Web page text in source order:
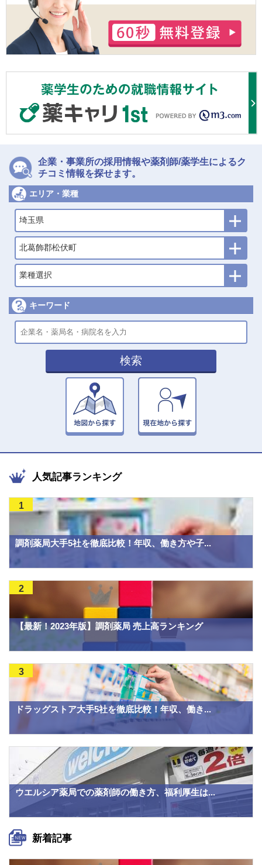
企業・事業所の採用情報や薬剤師/薬学生によるク
チコミ情報を探せます。
エリア・業種
埼玉県
北葛飾郡松伏町
業種選択
キーワード
検索
人気記事ランキング
調剤薬局大手5社を徹底比較！年収、働き方や子...
1
【最新！2023年版】調剤薬局 売上高ランキング
2
ドラッグストア大手5社を徹底比較！年収、働き...
3
ウエルシア薬局での薬剤師の働き方、福利厚生は...
新着記事